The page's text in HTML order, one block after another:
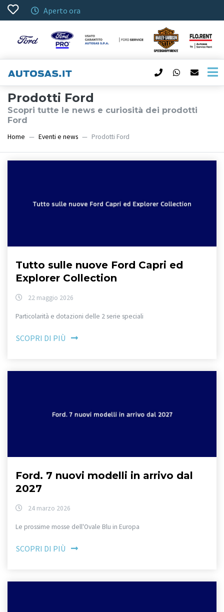
Aperto ora
Prodotti Ford
Scopri tutte le news e curiosità dei prodotti
Ford
Home Eventi e news Prodotti Ford
Tutto sulle nuove Ford Capri ed
Explorer Collection
22 maggio 2026
Particolarità e dotazioni delle 2 serie speciali
SCOPRI DI PIÙ
Ford. 7 nuovi modelli in arrivo dal
2027
24 marzo 2026
Le prossime mosse dell'Ovale Blu in Europa
SCOPRI DI PIÙ